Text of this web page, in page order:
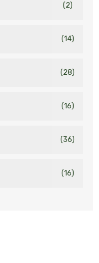
(2)
(14)
(28)
(16)
(36)
(16)